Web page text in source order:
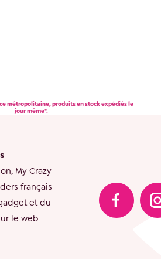
métropolitaine, produits en stock expédiés le
jour même*.
My Crazy
français
et du
le web